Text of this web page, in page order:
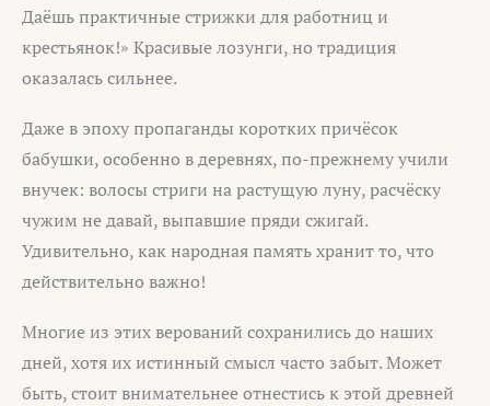
Даёшь практичные стрижки для работниц и
крестьянок!» Красивые лозунги, но традиция
оказалась сильнее.
Даже в эпоху пропаганды коротких причёсок
бабушки, особенно в деревнях, по-прежнему учили
внучек: волосы стриги на растущую луну, расчёску
чужим не давай, выпавшие пряди сжигай.
Удивительно, как народная память хранит то, что
действительно важно!
Многие из этих верований сохранились до наших
дней, хотя их истинный смысл часто забыт. Может
быть, стоит внимательнее отнестись к этой древней